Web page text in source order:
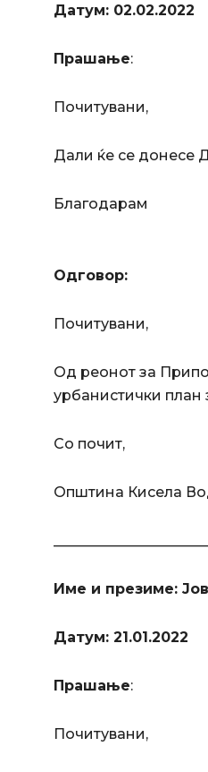
Датум: 02.02.2022
Прашање:
Почитувани,
Дали ќе се донесе
Благодарам
Одговор:
Почитувани,
Од реонот за
урбанистички план
Со почит,
Општина Кисела
Име и презиме:
Датум: 21.01.2022
Прашање:
Почитувани,